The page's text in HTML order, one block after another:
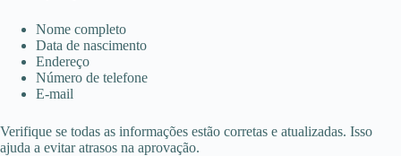
Nome completo
Data de nascimento
Endereço
Número de telefone
E-mail
Verifique se todas as informações estão corretas e atualizadas. Isso
ajuda a evitar atrasos na aprovação.